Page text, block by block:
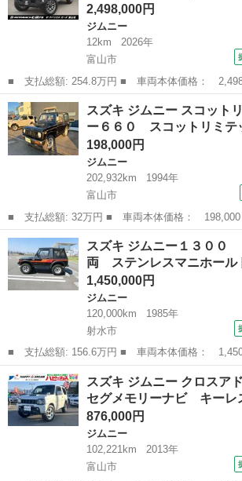
2,498,000円
ジムニー
12km
2026年
富山市
■ 支払総額: 254.8万円 ■ 車両本体価格： 2,498,000 円 ■ メーカ
ー名： スズキ ■ 車種名： ジムニー ■ グレ
ＥＤヘッドライト・シートヒーター・クルーズコ
ルセンサ...
富山 富山市 ジムニー
スズキ ジムニー スコット
ー６６０ スコットリミテ
198,000円
ジムニー
202,932km
1994年
富山市
■ 支払総額: 32万円 ■ 車両本体価格： 198,000 円 ■ メーカー
名： スズキ ■ 車種名： ジムニー ■ グレード
ミテッド ジムニー６６０ スコットリミテッ
／ＰＳ 社外パワ...
富山 富山市 ジムニー
スズキ ジムニー１３００
両 ステンレスマニホー
1,450,000円
ジムニー
120,000km
1985年
射水市
■ 支払総額: 156.6万円 ■ 車両本体価格： 1,450,000 円 ■ メーカ
ー名： スズキ ■ 車種名： ジムニー１３００
名： ４ナンバー公認車両 ステンレスマニホ
オーバーホール...
富山 射水市 ジムニー
スズキ ジムニー クロスア
セグメモリーナビ キーレ
876,000円
ジムニー
102,221km
2013年
富山市